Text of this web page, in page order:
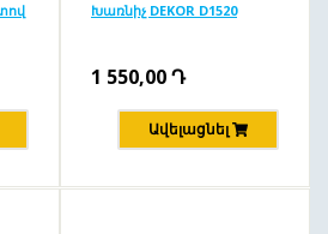
Խառնիչ DEKOR D1520
1 550,00Դ
Ավելացնել